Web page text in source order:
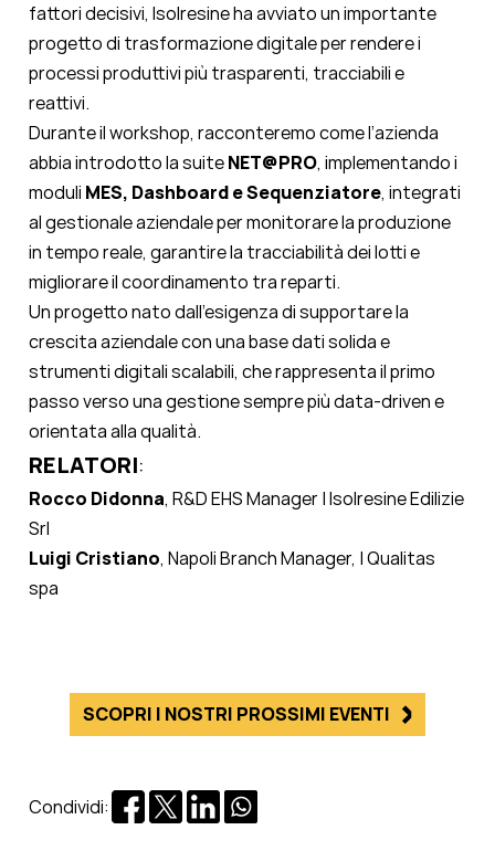
fattori decisivi, Isolresine ha avviato un importante
progetto di trasformazione digitale per rendere i
processi produttivi più trasparenti, tracciabili e
reattivi.
Durante il workshop, racconteremo come l’azienda
abbia introdotto la suiteNET@PRO, implementando i
moduli MES, Dashboard e Sequenziatore, integrati
al gestionale aziendale per monitorare la produzione
in tempo reale, garantire la tracciabilità dei lotti e
migliorare il coordinamento tra reparti.
Un progetto nato dall’esigenza di supportare la
crescita aziendale con una base dati solida e
strumenti digitali scalabili, che rappresenta il primo
passo verso una gestione sempre più data-driven e
orientata alla qualità.
RELATORI:
Rocco Didonna, R&D EHS Manager | Isolresine Edilizie
Srl
Luigi Cristiano, Napoli Branch Manager, | Qualitas
spa
SCOPRI I NOSTRI PROSSIMI EVENTI
Condividi: